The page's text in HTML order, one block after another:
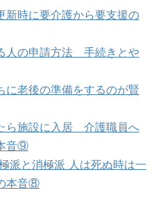
時に要介護から要支援の
人の申請方法 手続きとや
に老後の準備をするのが賢
ら施設に入居 介護職員へ
音⑨
派と消極派 人は死ぬ時は一
本音⑧